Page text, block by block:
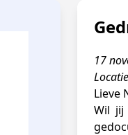
17
Lieve
Wil jij